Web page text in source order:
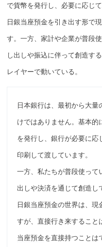
で貨幣を発行し、必要に応じ
日銀当座預金を引き出す形で
す。一方、家計や企業が普段
し出しや振込に伴って創造す
レイヤーで動いている。
日本銀行は、最初から大量
けではありません。基本的
を発行し、銀行が必要に応
印刷して渡しています。
一方、私たちが普段使って
出しや決済を通じて創造し
日銀当座預金の世界は、現
すが、直接行き来すること
当座預金を直接持つことは